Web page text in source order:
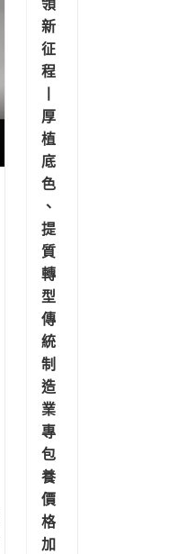
領
新
征
程
厚
植
底
色
、
提
質
轉
型
傳
統
制
造
業
專
包
養
價
格
加